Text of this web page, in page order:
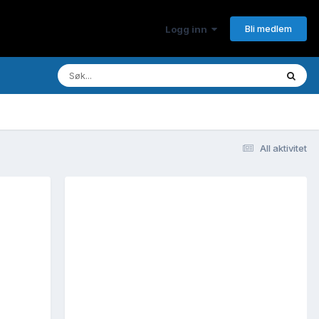
Logg inn Bli medlem
All aktivitet